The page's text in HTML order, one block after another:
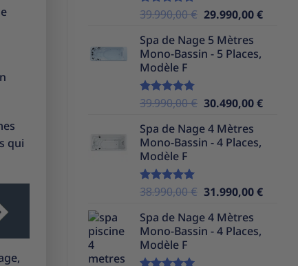
qui
Note5.00
39.990,00€ Le
initial
était :
29.990,00€Le
Spa de Nage 5 Mètres
Mono-Bassin - 5 Places,
Modèle F
Note5.00
39.990,00€ Le
initial
était :
30.490,00€Le
Spa de Nage 4 Mètres
Mono-Bassin - 4 Places,
Modèle F
Note5.00
38.990,00€ Le
initial
était :
31.990,00€Le
Spa de Nage 4 Mètres
Mono-Bassin - 4 Places,
Modèle F